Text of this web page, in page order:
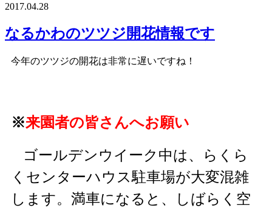
2017.04.28
なるかわのツツジ開花情報です
今年のツツジの開花は非常に遅いですね！
※来園者の皆さんへお願い
ゴールデンウイーク中は、らくら
くセンターハウス駐車場が大変混雑
します。満車になると、しばらく空